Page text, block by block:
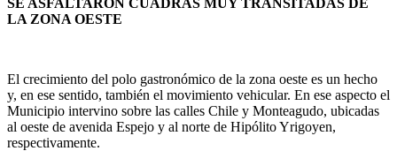
LA ZONA OESTE
El crecimiento del polo gastronómico de la zona oeste es un hecho
y, en ese sentido, también el movimiento vehicular. En ese aspecto el
Municipio intervino sobre las calles Chile y Monteagudo, ubicadas
al oeste de avenida Espejo y al norte de Hipólito Yrigoyen,
respectivamente.